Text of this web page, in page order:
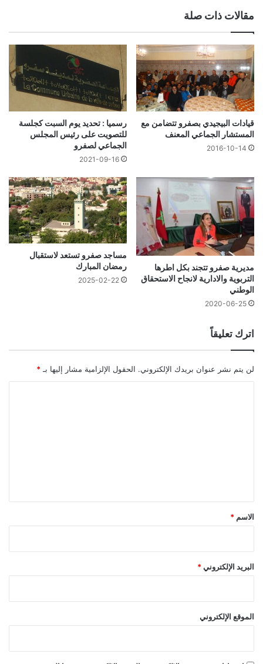
مقالات ذات صلة
قيادات البيجيدي بصفرو تتضامن مع
المستشار الجماعي المعنف
2016-10-14
رسميا : تحديد يوم السبت كجلسة
للتصويت على رئيس المجلس
الجماعي لصفرو
2021-09-16
مديرية صفرو تتجند بكل اطرها
التربوية والادارية لانجاح الاستحقاق
الوطني
2020-06-25
مساجد صفرو تستعد لاستقبال
رمضان المبارك
2025-02-22
اترك تعليقاً
لن يتم نشر عنوان بريدك الإلكتروني. الحقول الإلزامية مشار إليها بـ *
*
الاسم *
البريد الإلكتروني *
الموقع الإلكتروني